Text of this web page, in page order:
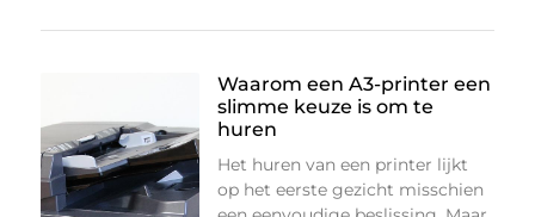
Waarom een A3-printer een
slimme keuze is om te
huren
Het huren van een printer lijkt
op het eerste gezicht misschien